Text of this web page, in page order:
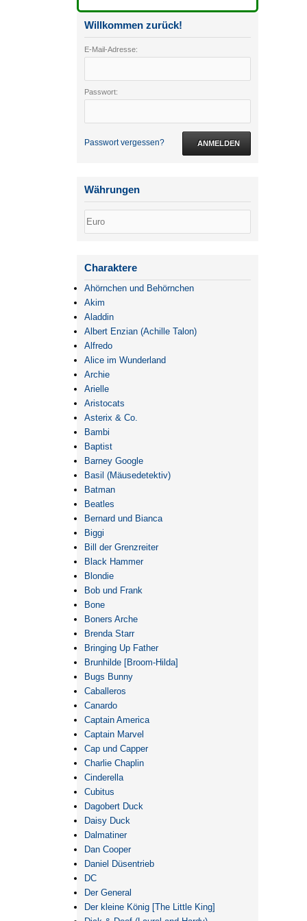
Willkommen zurück!
E-Mail-Adresse:
Passwort:
Passwort vergessen? ANMELDEN
Währungen
Charaktere
Ahörnchen und Behörnchen
Akim
Aladdin
Albert Enzian (Achille Talon)
Alfredo
Alice im Wunderland
Archie
Arielle
Aristocats
Asterix & Co.
Bambi
Baptist
Barney Google
Basil (Mäusedetektiv)
Batman
Beatles
Bernard und Bianca
Biggi
Bill der Grenzreiter
Black Hammer
Blondie
Bob und Frank
Bone
Boners Arche
Brenda Starr
Bringing Up Father
Brunhilde [Broom-Hilda]
Bugs Bunny
Caballeros
Canardo
Captain America
Captain Marvel
Cap und Capper
Charlie Chaplin
Cinderella
Cubitus
Dagobert Duck
Daisy Duck
Dalmatiner
Dan Cooper
Daniel Düsentrieb
DC
Der General
Der kleine König [The Little King]